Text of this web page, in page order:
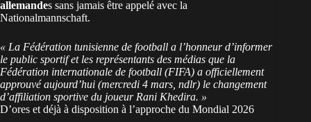
allemandes sans jamais être appelé avec la
Nationalmannschaft.
« La Fédération tunisienne de football a l’honneur d’informer
le public sportif et les représentants des médias que la
Fédération internationale de football (FIFA) a officiellement
approuvé aujourd’hui (mercredi 4 mars, ndlr) le changement
d’affiliation sportive du joueur Rani Khedira. »
D’ores et déjà à disposition à l’approche du Mondial 2026